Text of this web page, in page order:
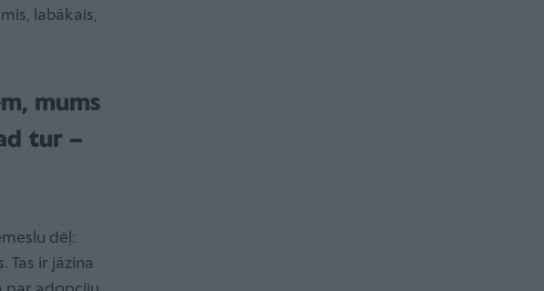
labākais,
mums
tur –
dēļ:
ir jāzina